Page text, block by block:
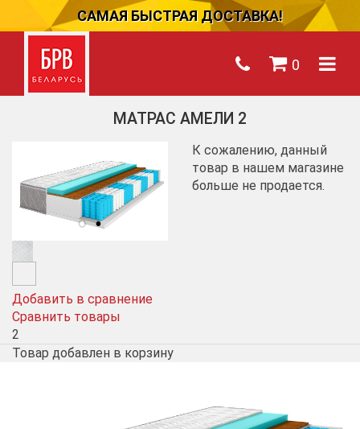
САМАЯ БЫСТРАЯ ДОСТАВКА!
0
МАТРАС АМЕЛИ 2
Добавить в сравнение
Сравнить товары
2
К сожалению, данный
товар в нашем магазине
больше не продается.
Товар добавлен в корзину